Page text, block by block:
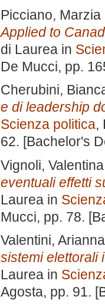
Picciano, Marzia
Applied to
di Laurea in
De Mucci, pp.
Cherubini,
e di leadership
Scienza politica,
62. [Bachelor's
Vignoli, Valentina
eventuali effetti
Laurea in
Mucci, pp. 78.
Valentini, Arianna
sistemi elettorali
Laurea in
Agosta, pp. 91.